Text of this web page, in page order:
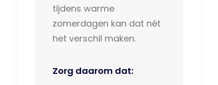
tijdens warme
zomerdagen kan dat nét
het verschil maken.
Zorg daarom dat: